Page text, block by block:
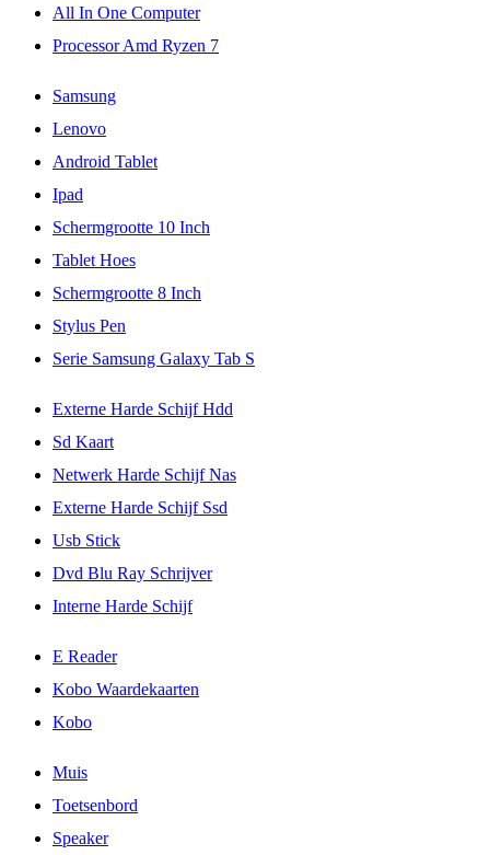
All In One Computer
Processor Amd Ryzen 7
Samsung
Lenovo
Android Tablet
Ipad
Schermgrootte 10 Inch
Tablet Hoes
Schermgrootte 8 Inch
Stylus Pen
Serie Samsung Galaxy Tab S
Externe Harde Schijf Hdd
Sd Kaart
Netwerk Harde Schijf Nas
Externe Harde Schijf Ssd
Usb Stick
Dvd Blu Ray Schrijver
Interne Harde Schijf
E Reader
Kobo Waardekaarten
Kobo
Muis
Toetsenbord
Speaker